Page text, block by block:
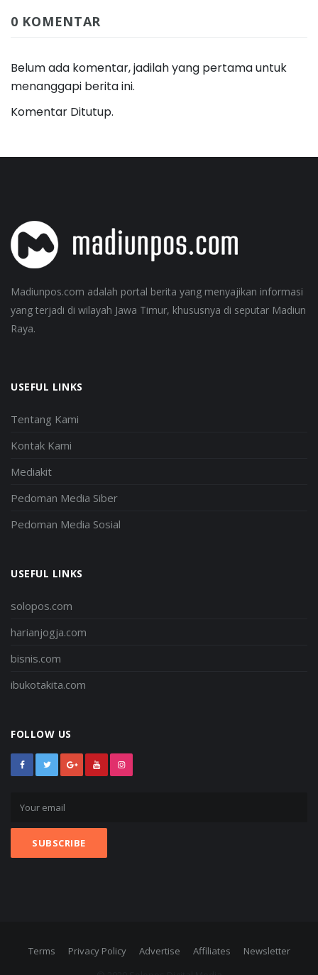
0 KOMENTAR
Belum ada komentar, jadilah yang pertama untuk
menanggapi berita ini.
Komentar Ditutup.
Madiunpos.com adalah portal berita yang menyajikan informasi
yang terjadi di wilayah Jawa Timur, khususnya di seputar Madiun
Raya.
USEFUL LINKS
Tentang Kami
Kontak Kami
Mediakit
Pedoman Media Siber
Pedoman Media Sosial
USEFUL LINKS
solopos.com
harianjogja.com
bisnis.com
ibukotakita.com
FOLLOW US
Terms Privacy Policy Advertise Affiliates
Newsletter